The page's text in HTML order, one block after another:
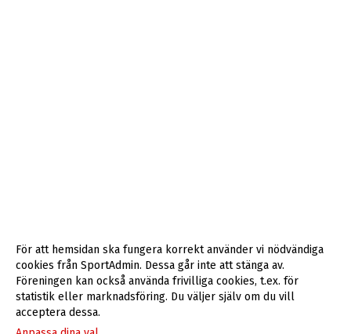
För att hemsidan ska fungera korrekt använder vi nödvändiga
cookies från SportAdmin. Dessa går inte att stänga av.
Föreningen kan också använda frivilliga cookies, t.ex. för
statistik eller marknadsföring. Du väljer själv om du vill
acceptera dessa.